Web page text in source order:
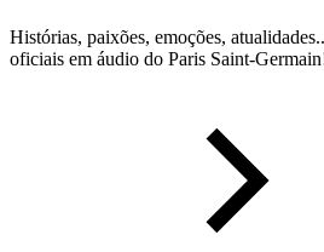
Histórias, paixões, emoções,
oficiais em áudio do Paris Saint-